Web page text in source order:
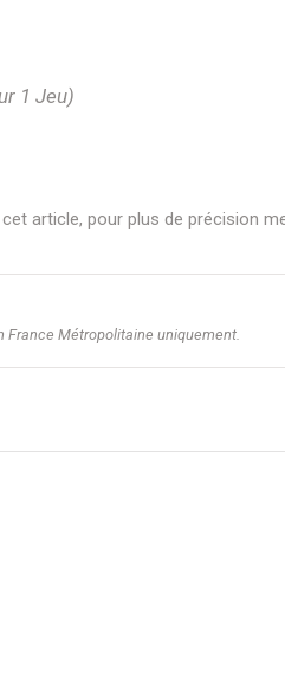
1 Jeu)
article, pour plus de précision
France Métropolitaine uniquement.